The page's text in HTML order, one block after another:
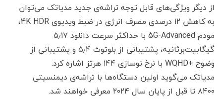
از دیگر ویژگی‌های قابل توجه تراشه‌ی جدید مدیاتک می‌توان
به کاهش ۱۲ درصدی مصرف انرژی در ضبط ویدیوی 4K HDR،
مودم 5G-Advanced با حداکثر سرعت دانلود ۵٫۱۷
گیگابیت‌بر‌ثانیه، پشتیبانی از بلوتوث ۵٫۴ و پشتیبانی از
وضوح +WQHD با نرخ نوسازی ۱۴۴ هرتز اشاره کرد.
مدیاتک می‌گوید اولین دستگاه‌ها با تراشه‌ی دیمنسیتی
۸۴۰۰ تا قبل از پایان سال ۲۰۲۴ معرفی خواهند شد.